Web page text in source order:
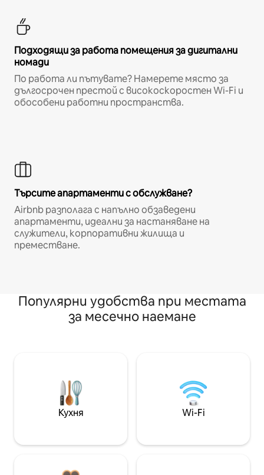
Подходящи за работа помещения за дигитални
номади
По работа ли пътувате? Намерете място за
дългосрочен престой с високоскоростен Wi-Fi и
обособени работни пространства.
Търсите апартаменти с обслужване?
Airbnb разполага с напълно обзаведени
апартаменти, идеални за настаняване на
служители, корпоративни жилища и
преместване.
Популярни удобства при местата
за месечно наемане
Кухня Wi-Fi